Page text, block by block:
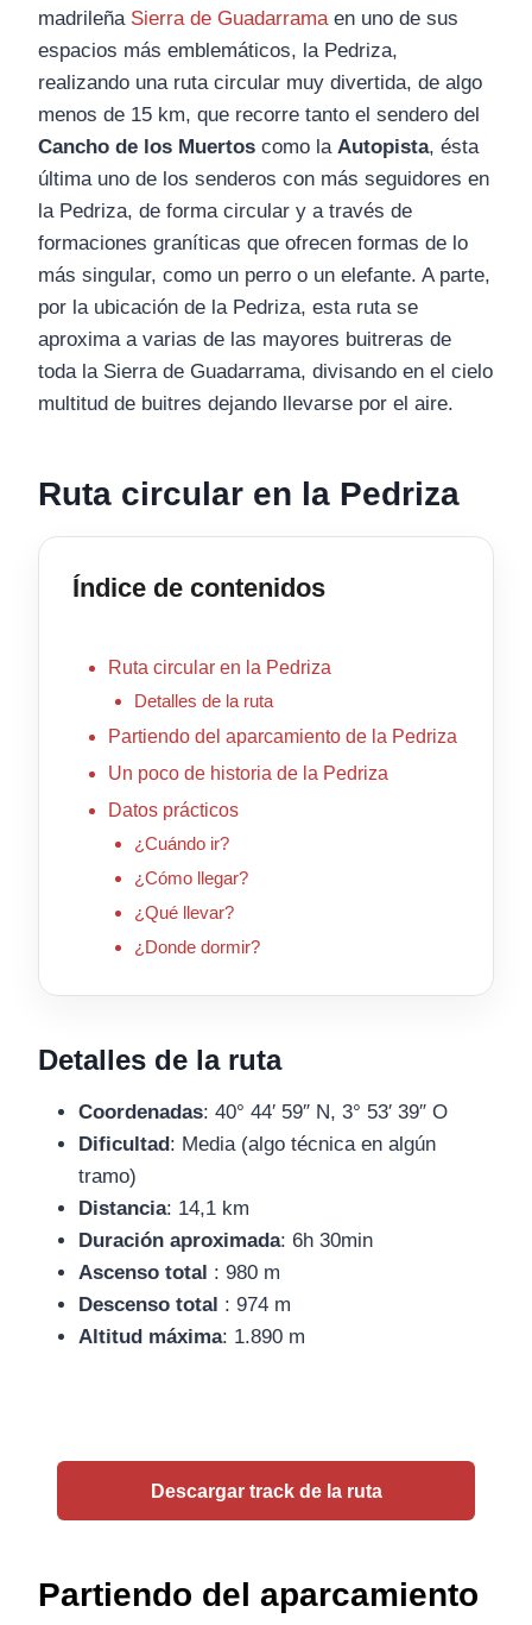
madrileña Sierra de Guadarramaen uno de sus
espacios más emblemáticos, la Pedriza,
realizando una ruta circular muy divertida, de algo
menos de 15 km, que recorre tanto el sendero del
Cancho de los Muertos como la Autopista, ésta
última uno de los senderos con más seguidores en
la Pedriza, de forma circular y a través de
formaciones graníticas que ofrecen formas de lo
más singular, como un perro o un elefante. A parte,
por la ubicación de la Pedriza, esta ruta se
aproxima a varias de las mayores buitreras de
toda la Sierra de Guadarrama, divisando en el cielo
multitud de buitres dejando llevarse por el aire.
Ruta circular en la Pedriza
Índice de contenidos
Ruta circular en la Pedriza
Detalles de la ruta
Partiendo del aparcamiento de la Pedriza
Un poco de historia de la Pedriza
Datos prácticos
¿Cuándo ir?
¿Cómo llegar?
¿Qué llevar?
¿Donde dormir?
Detalles de la ruta
Coordenadas: 40° 44′ 59″ N, 3° 53′ 39″ O
Dificultad : Media (algo técnica en algún
tramo)
Distancia: 14,1 km
Duración aproximada: 6h 30min
Ascenso total : 980 m
Descenso total : 974 m
Altitud máxima: 1.890 m
Descargar track de la ruta
Partiendo del aparcamiento